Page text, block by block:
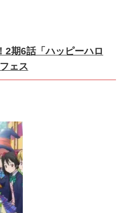
2期6話「ハッピーハロ
ェス